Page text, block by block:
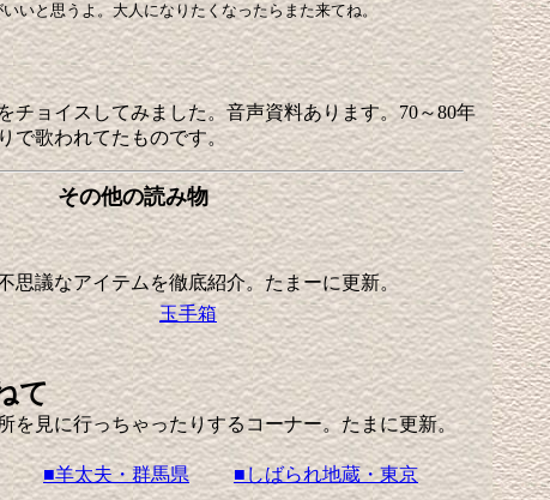
いと思うよ。大人になりたくなったらまた来てね。
ョイスしてみました。音声資料あります。70～80年
で歌われてたものです。
その他の読み物
議なアイテムを徹底紹介。たまーに更新。
玉手箱
て
見に行っちゃったりするコーナー。たまに更新。
■羊太夫・群馬県
■しばられ地蔵・東京